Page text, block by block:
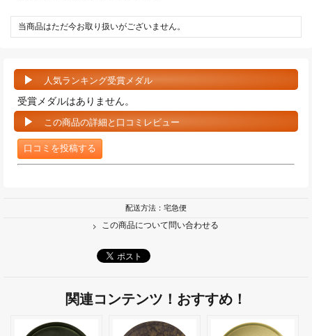
当商品はただ今お取り扱いがございません。
人気ランキング受賞メダル
受賞メダルはありません。
この商品の詳細と口コミレビュー
口コミを投稿する
配送方法：宅急便
この商品について問い合わせる
関連コンテンツ！おすすめ！